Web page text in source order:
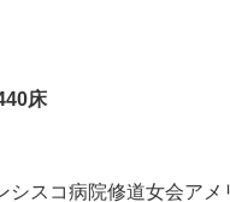
床
スコ病院修道女会ア